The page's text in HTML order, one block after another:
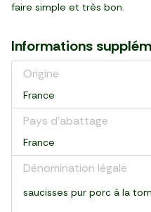
faire simple et très bon.
Informations
Origine
France
Pays d’abattage
France
Dénomination légale
saucisses pur porc à la